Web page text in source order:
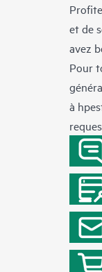
et de
avez
Pour
à